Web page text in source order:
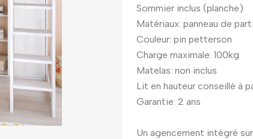
Sommier inclus (planche)
Matériaux: panneau de
Couleur: pin petterson
Charge maximale: 100kg
Matelas: non inclus
Lit en hauteur conseillé à
Garantie: 2 ans
Un agencement intégré